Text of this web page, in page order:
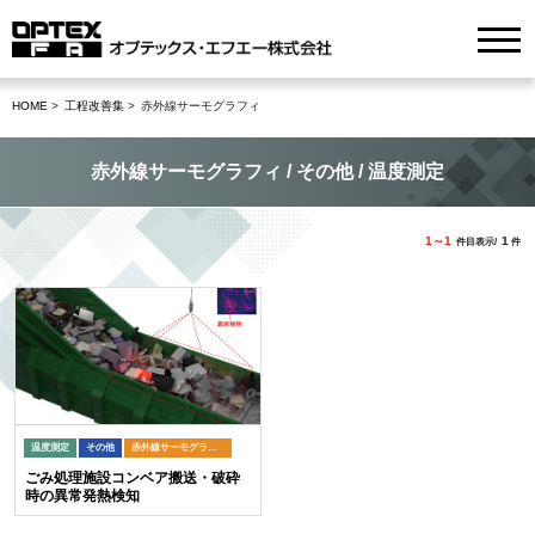
HOME 工程改善集 赤外線サーモグラフィ
赤外線サーモグラフィ / その他 / 温度測定
1～1 件目表示/ 1 件
温度測定 その他 赤外線サーモグラフィ
ごみ処理施設コンベア搬送・破砕
時の異常発熱検知